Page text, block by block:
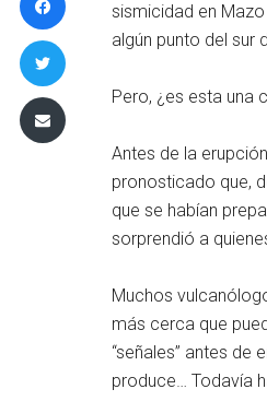
sismicidad en
algún punto del sur
Pero, ¿es esta una
Antes de la
pronosticado que,
que se habían
sorprendió a
Muchos
más cerca que
“señales” antes de
produce… Todavía